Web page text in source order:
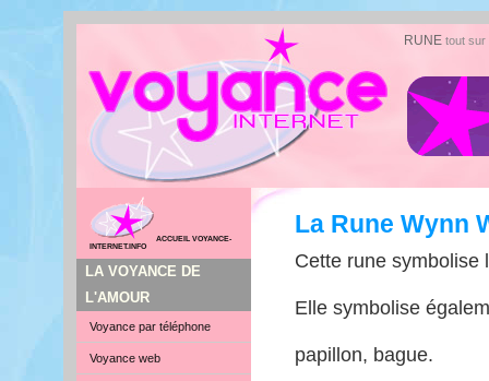
RUNE tout sur
ACCUEIL VOYANCE-
INTERNET.INFO
LA VOYANCE DE
L'AMOUR
Voyance par téléphone
Voyance web
La Rune Wynn
Cette rune symbolise
Elle symbolise
papillon, bague.